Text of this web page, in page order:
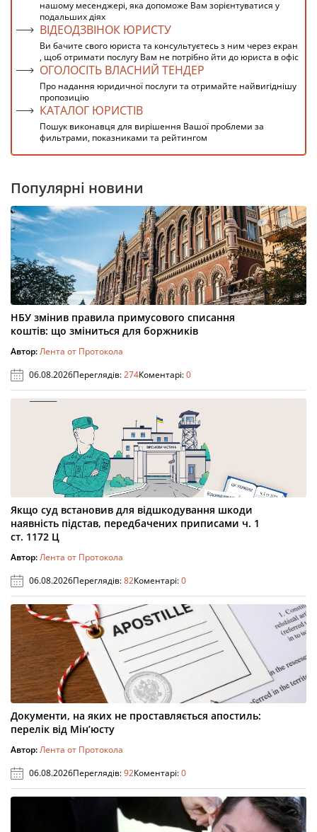
нашому месенджері, яка допоможе Вам зорієнтуватися у
подальших діях
ВІДЕОДЗВІНОК ЮРИСТУ
Ви бачите свого юриста та консультуєтесь з ним через екран
, щоб отримати послугу Вам не потрібно йти до юриста в офіс
ОГОЛОСІТЬ ВЛАСНИЙ ТЕНДЕР
Про надання юридичної послуги та отримайте найвигіднішу
пропозицію
КАТАЛОГ ЮРИСТІВ
Пошук виконавця для вирішення Вашої проблеми за
фильтрами, показниками та рейтингом
Популярні новини
НБУ змінив правила примусового списання
коштів: що зміниться для боржників
Автор:Лента от Протокола
06.08.2026Переглядів:274Коментарі:0
Якщо суд встановив для відшкодування шкоди
наявність підстав, передбачених приписами ч. 1
ст. 1172 Ц
Автор:Лента от Протокола
06.08.2026Переглядів:82Коментарі:0
Документи, на яких не проставляється апостиль:
перелік від Мін’юсту
Автор:Лента от Протокола
06.08.2026Переглядів:92Коментарі:0